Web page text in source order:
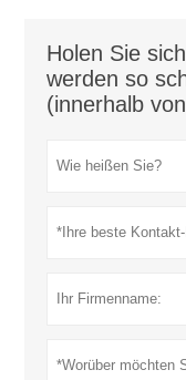
Holen Sie
werden so
(innerhalb